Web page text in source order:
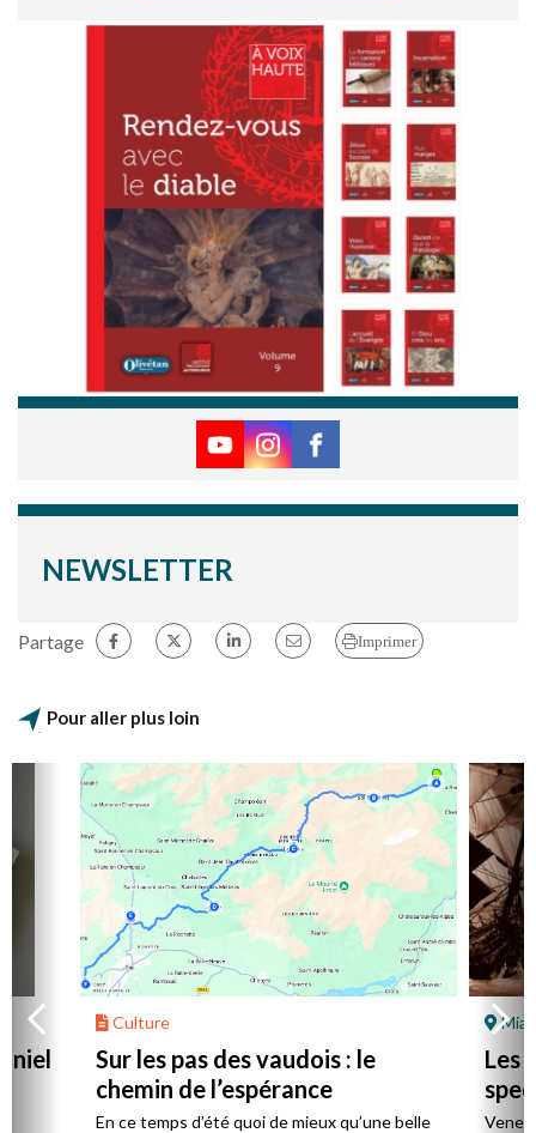
NEWSLETTER
Partage Imprimer
Pour aller plus loin
Culture
Sur les pas des vaudois : le
chemin de l’espérance
En ce temps d’été quoi de mieux qu’une belle
Les